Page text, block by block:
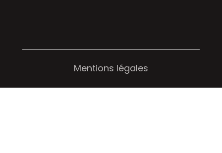
Mentions légales